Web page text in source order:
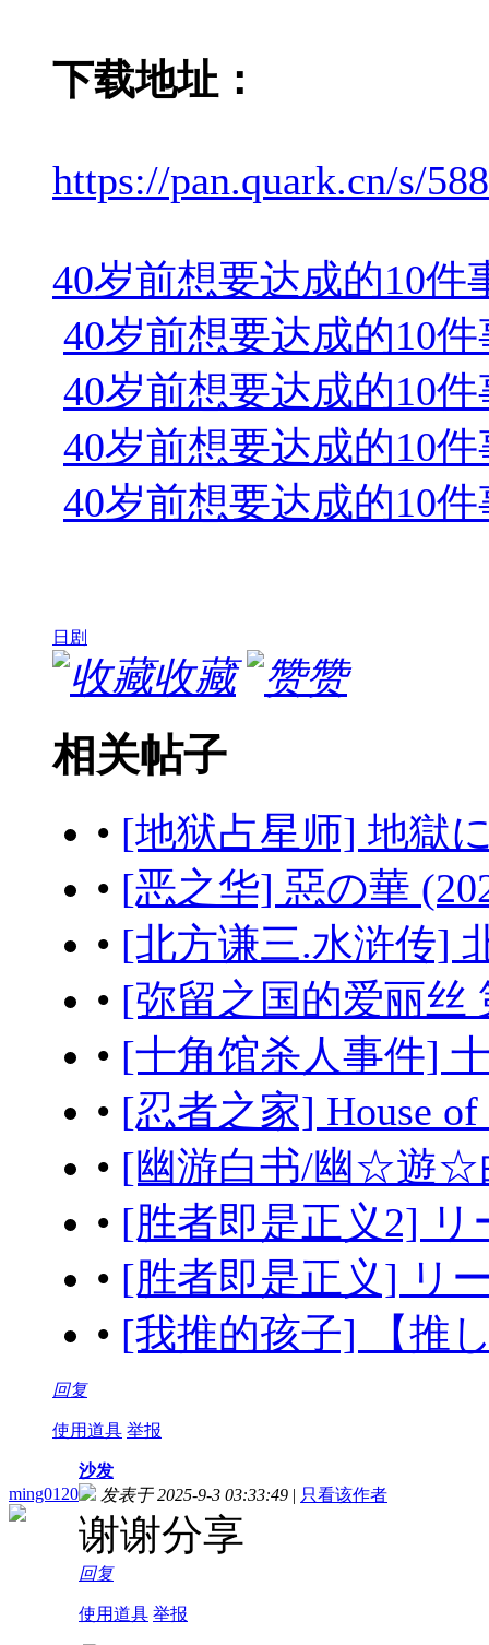
下载地址：
https://pan.quark.cn/s/
40岁前想要达成的10件
40岁前想要达成的10
40岁前想要达成的10
40岁前想要达成的10
40岁前想要达成的10
日剧
收藏 赞
相关帖子
• [地狱占星师] 地獄
• [恶之华] 惡の華
• [北方谦三.水浒传]
• [弥留之国的爱丽丝
• [十角馆杀人事件]
• [忍者之家] House
• [幽游白书/幽☆遊☆
• [胜者即是正义2] リ
• [胜者即是正义] リ
• [我推的孩子] 【推
回复
使用道具 举报
ming0120
沙发
发表于 2025-9-3 03:33:49 | 只看该作者
谢谢分享
回复
使用道具 举报